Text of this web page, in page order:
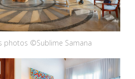
photos ©Sublime Samana